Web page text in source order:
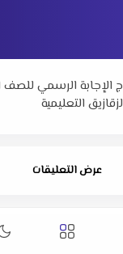
الإجابة الرسمي للصف
عرض التعليقات
محفوظة © تعليمك